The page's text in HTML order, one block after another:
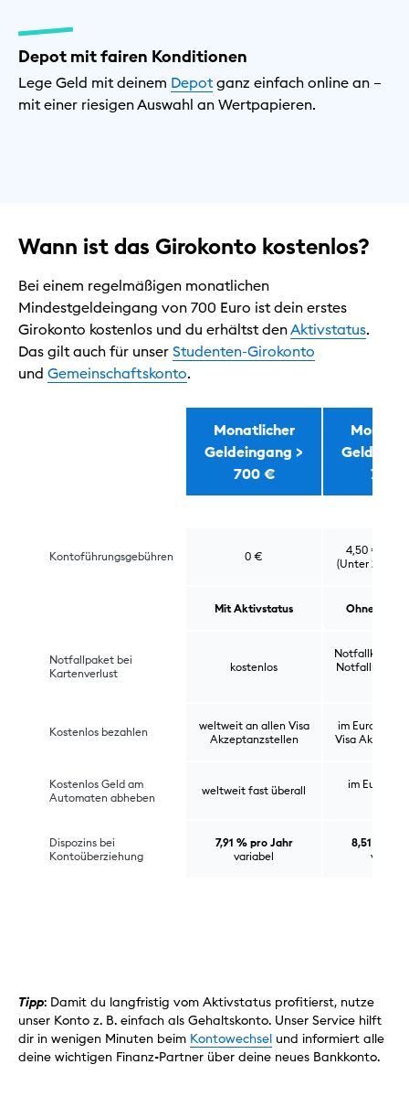
Depot mit fairen Konditionen
Lege Geld mit deinem Depotganz einfach online an –
mit einer riesigen Auswahl an Wertpapieren.
Wann ist das Girokonto kostenlos?
Bei einem regelmäßigen monatlichen
Mindestgeldeingang von 700 Euro ist dein erstes
Girokonto kostenlos und du erhältst denAktivstatus.
Das gilt auch für unser Studenten-Girokonto
und Gemeinschaftskonto.
Wann ist das Girokonto kostenlos?
Monatlicher
Geldeingang >
700 €
700
Kontoführungsgebühren 0 €
4,50 € pro
(Unter 28
Mit Aktivstatus Ohne
Notfallpaket bei
Kartenverlust
kostenlos
Notfallkarte
Kostenlos bezahlen
weltweit an allen Visa
Akzeptanzstellen
im Euroraum
Visa
Kostenlos Geld am
Automaten abheben
weltweit fast überall
im
Dispozins bei
Kontoüberziehung
7,91 % pro Jahr
variabel
8,51 % pro
Tipp: Damit du langfristig vom Aktivstatus profitierst, nutze
unser Konto z. B. einfach als Gehaltskonto. Unser Service hilft
dir in wenigen Minuten beim Kontowechsel und informiert alle
deine wichtigen Finanz-Partner über deine neues Bankkonto.